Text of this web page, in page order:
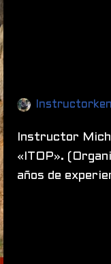
Instructor
«ITOP».
años de